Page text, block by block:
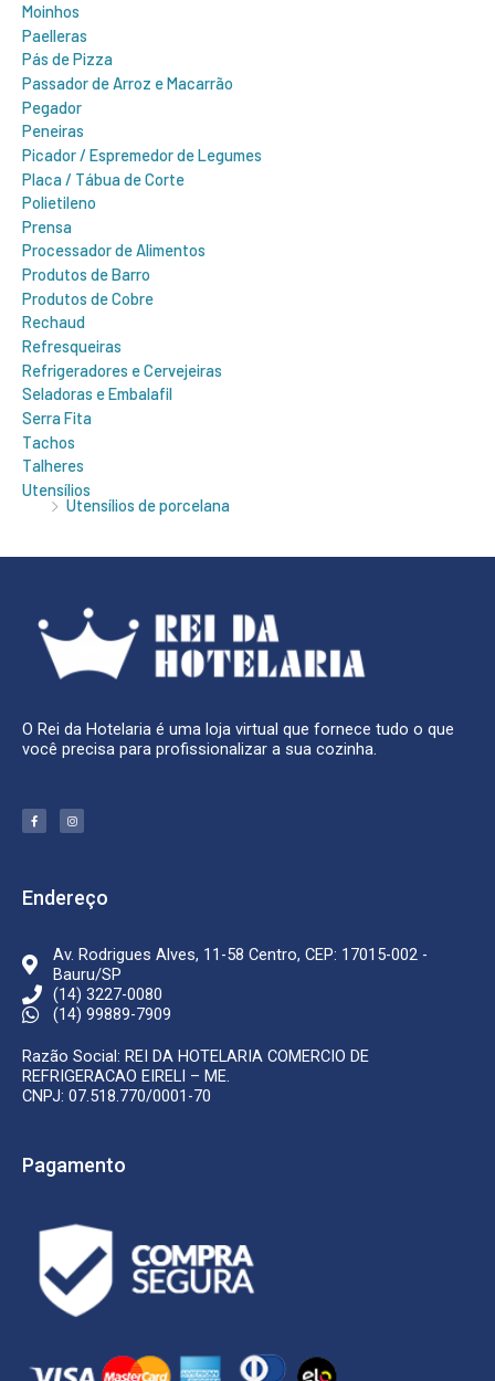
Moinhos
Paelleras
Pás de Pizza
Passador de Arroz e Macarrão
Pegador
Peneiras
Picador / Espremedor de Legumes
Placa / Tábua de Corte
Polietileno
Prensa
Processador de Alimentos
Produtos de Barro
Produtos de Cobre
Rechaud
Refresqueiras
Refrigeradores e Cervejeiras
Seladoras e Embalafil
Serra Fita
Tachos
Talheres
Utensílios
Utensílios de porcelana
O Rei da Hotelaria é uma loja virtual que fornece tudo o que
você precisa para profissionalizar a sua cozinha.
F
a
c
k
-
I
n
s
m
Endereço
Av. Rodrigues Alves, 11-58 Centro, CEP: 17015-002 -
Bauru/SP
(14) 3227-0080
(14) 99889-7909
Razão Social: REI DA HOTELARIA COMERCIO DE
REFRIGERACAO EIRELI – ME.
CNPJ: 07.518.770/0001-70
Pagamento